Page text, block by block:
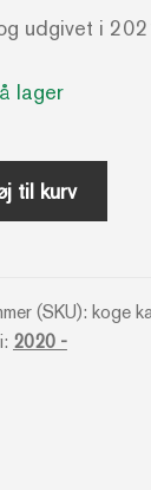
udgivet i
lager
til kurv
(SKU): koge
2020 -